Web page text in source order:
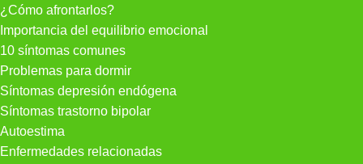
¿Cómo afrontarlos?
Importancia del equilibrio emocional
10 síntomas comunes
Problemas para dormir
Síntomas depresión endógena
Síntomas trastorno bipolar
Autoestima
Enfermedades relacionadas